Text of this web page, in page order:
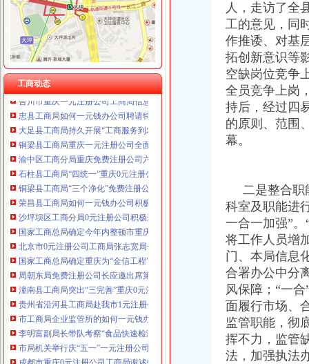
工商动态
2005年全市0元注册公司外商投资企业登记情况
万州局将实行“五分”重庆一元注册公司运行方式创新办公室工作
涪陵区工商分局一元注册公司服务外企受称赞
市免费注册公司工商局三项措施加强食品保鲜膜销售和使用管理
南岸区工商分局加强国庆节日市如何一元钱办公司场监管
合川市重庆一元注册公司工商局信息化应用大练兵以训促练见成效
忠县工商局如何一元钱办公司聘请特约工商员
大足县工商局持久开展“工商服务到农家”如何一元钱办公司送法下乡活动
铜梁县工商局重庆一元注册公司全面开展诚信兴商宣传月活动
渝中区工商分局重庆免费注册公司六项措施推动信用信息化操作应用大练兵
石柱县工商局“四统一”重庆0元注册公司确保月饼食品安全
铜梁县工商局“三个净化”免费注册公司整治校园周边环境
荣昌县工商局如何一元钱办公司积极引导促进个体私营经济发展
沙坪坝区工商分局0元注册公司积极开展信用信息化应用岗位大练兵
国家工商总局确定今年内整顿市重庆0元注册公司场秩序六项重点
北京市0元注册公司工商局张志宽局长一行到市局学习考察
国家工商总局确定重庆为“金信工程”一元注册公司先行试点城市
周朝东局免费注册公司长应邀出席第二届中国西部鞋业博览会
潼南县工商局突出“三完善”重庆0元注册公司强化干部队伍考核
贵州省沿河县工商局赴我市1元注册公司酉阳县工商局学习考察
市工商局企业监管所的如何一元钱办公司干部上门为企业办理年检
李明富副局长带队考察“食品快速检测车”的一元注册公司流程组建工作
市局机关举行庆“五一”一元注册公司第八套广播体操比赛
成都市重庆0元注册公司工商局谢述钧局长一行11人到我局考察
厦门市如何一元钱办公司工商局王和平局长一行到我局考察
人，走访了全
工的意见，同
作推诿、对基
拓创新意识等
空缺岗位竞争
全员竞争上岗
持后，经过四
的原则、范围
幕。
二是整合职
科室及职能进
一合一加强”
将工作人员增
门、本局信息
合署办公中分
风保障；“一
面履行市场、
监管职能，彻
挥不力，监管
法，加强执法